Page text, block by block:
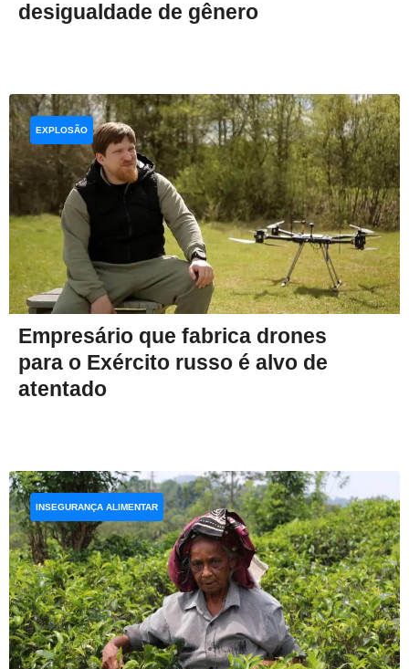
desigualdade de gênero
Empresário que fabrica drones
para o Exército russo é alvo de
atentado
EXPLOSÃO
INSEGURANÇA ALIMENTAR